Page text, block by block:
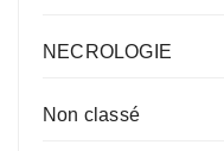
NECROLOGIE
Non classé